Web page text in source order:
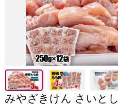
みやざきけん さいとし